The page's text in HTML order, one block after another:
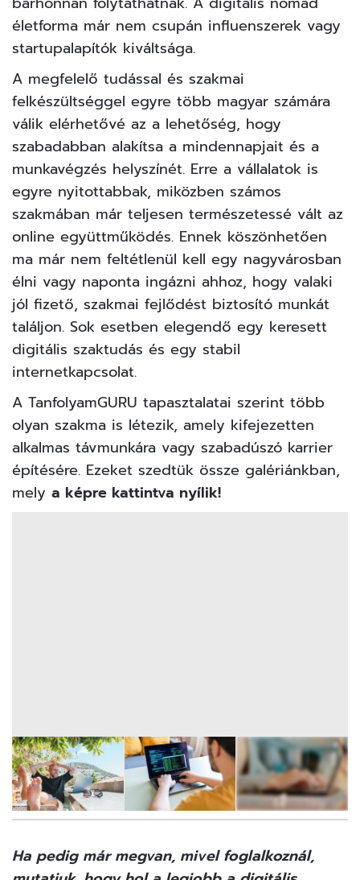
életforma már nem csupán influenszerek vagy
startupalapítók kiváltsága.
A megfelelő tudással és szakmai
felkészültséggel egyre több magyar számára
válik elérhetővé az a lehetőség, hogy
szabadabban alakítsa a mindennapjait és a
munkavégzés helyszínét. Erre a vállalatok is
egyre nyitottabbak, miközben számos
szakmában már teljesen természetessé vált az
online együttműködés. Ennek köszönhetően
ma már nem feltétlenül kell egy nagyvárosban
élni vagy naponta ingázni ahhoz, hogy valaki
jól fizető, szakmai fejlődést biztosító munkát
találjon. Sok esetben elegendő egy keresett
digitális szaktudás és egy stabil
internetkapcsolat.
A TanfolyamGURU tapasztalatai szerint több
olyan szakma is létezik, amely kifejezetten
alkalmas távmunkára vagy szabadúszó karrier
építésére. Ezeket szedtük össze galériánkban,
mely a képre kattintva nyílik!
Ha pedig már megvan, mivel foglalkoznál,